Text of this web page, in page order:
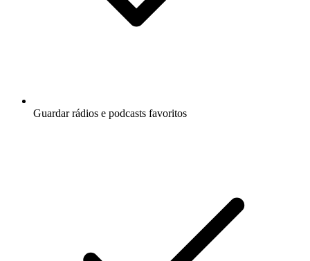
Guardar rádios e podcasts favoritos